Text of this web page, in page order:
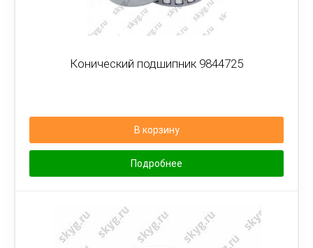
Конический подшипник 9844725
В корзину
Подробнее